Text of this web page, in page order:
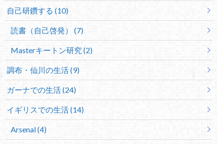
自己研鑽する (10)
読書（自己啓発） (7)
Masterキートン研究 (2)
調布・仙川の生活 (9)
ガーナでの生活 (24)
イギリスでの生活 (14)
Arsenal (4)